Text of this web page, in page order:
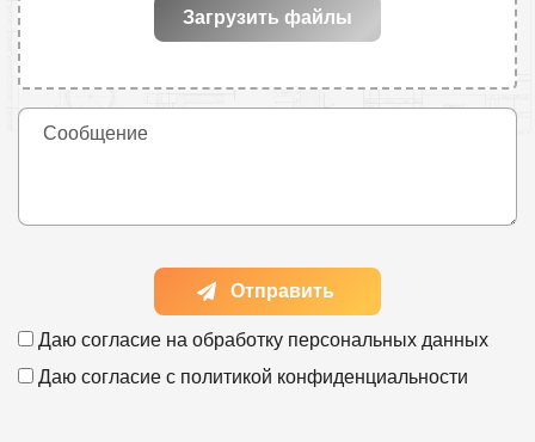
Загрузить файлы
Отправить
Даю согласие на обработку персональных данных
Даю согласие с политикой конфиденциальности